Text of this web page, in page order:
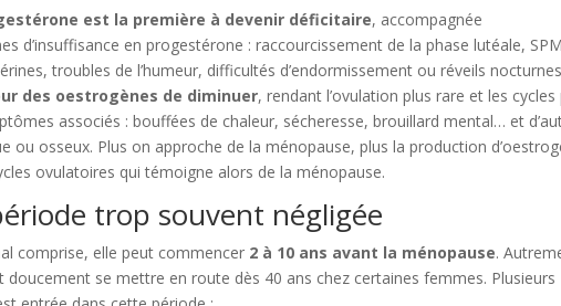
est la première à devenir déficitaire, accompagnée
d’insuffisance en progestérone : raccourcissement de la phase lutéale,
troubles de l’humeur, difficultés d’endormissement ou réveils
des oestrogènes de diminuer, rendant l’ovulation plus rare et les cycles
associés : bouffées de chaleur, sécheresse, brouillard mental… et
ou osseux. Plus on approche de la ménopause, plus la production
ovulatoires qui témoigne alors de la ménopause.
trop souvent négligée
comprise, elle peut commencer 2 à 10 ans avant la ménopause.
se mettre en route dès 40 ans chez certaines femmes. Plusieurs